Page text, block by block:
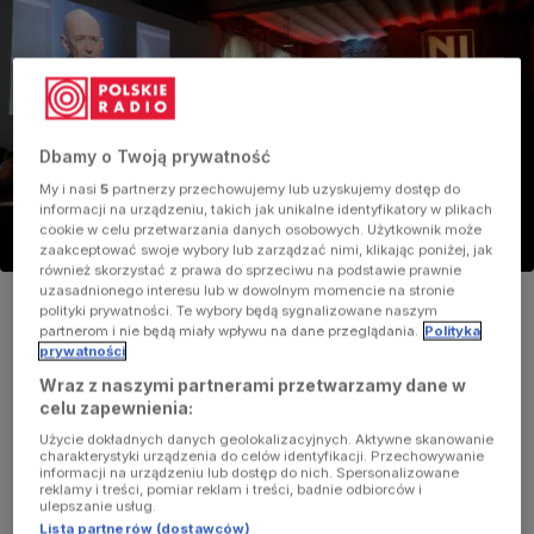
Inauguracja Narodowego Instytutu Architektury i Urbanistyki w
Warszawie
Foto:PAP/Jakub Kamiński
Tytuł Pracownia projektowa 2018/05/10
Prowadzący
Instytut poprzez działalność badawczą,
dokumentacyjną, popularyzatorską,
wystawienniczą, edukacyjną oraz
Dbamy o Twoją prywatność
My i nasi5 partnerzy przechowujemy lub uzyskujemy dostęp do
informacji na urządzeniu, takich jak unikalne identyfikatory w plikach
cookie w celu przetwarzania danych osobowych. Użytkownik może
zaakceptować swoje wybory lub zarządzać nimi, klikając poniżej, jak
również skorzystać z prawa do sprzeciwu na podstawie prawnie
uzasadnionego interesu lub w dowolnym momencie na stronie
polityki prywatności. Te wybory będą sygnalizowane naszym
partnerom i nie będą miały wpływu na dane przeglądania. Polityka
prywatności
Wraz z naszymi partnerami przetwarzamy dane w
celu zapewnienia:
Użycie dokładnych danych geolokalizacyjnych. Aktywne skanowanie
charakterystyki urządzenia do celów identyfikacji. Przechowywanie
informacji na urządzeniu lub dostęp do nich. Spersonalizowane
reklamy i treści, pomiar reklam i treści, badnie odbiorców i
ulepszanie usług.
Lista partnerów (dostawców)